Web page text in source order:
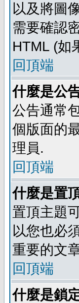
以及將圖
需要確認
HTML (如
回頂端
什麼是公
公告通常
個版面的
理員.
回頂端
什麼是置
置頂主題
以您也必
重要的文
回頂端
什麼是鎖